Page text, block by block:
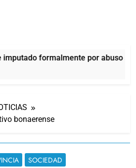
formalmente por abuso
bonaerense
SOCIEDAD